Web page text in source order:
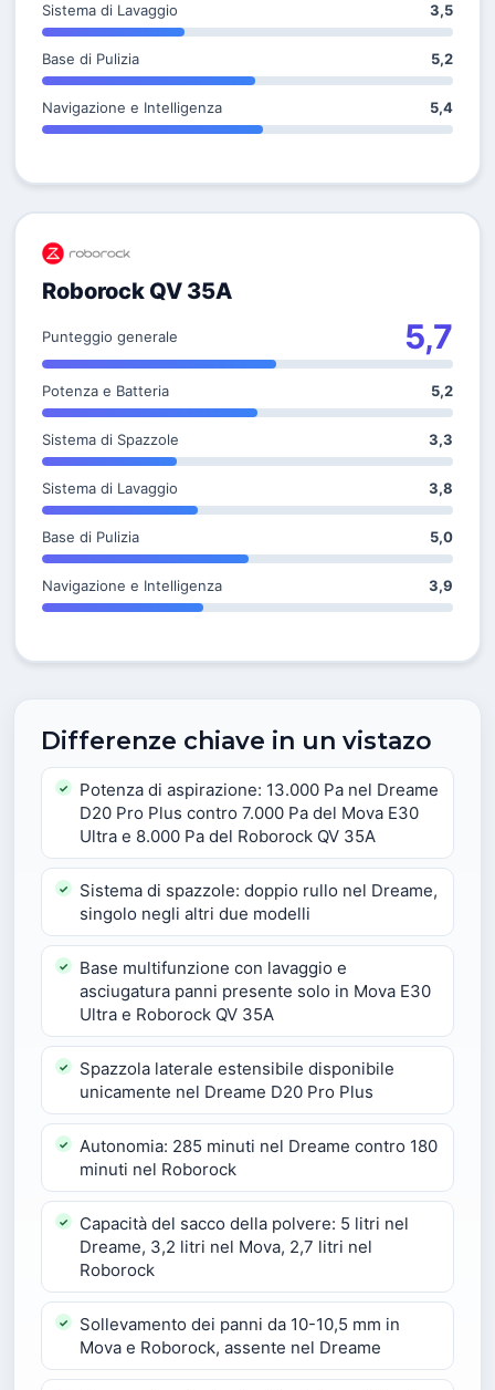
Sistema di Lavaggio 3,5
Base di Pulizia 5,2
Navigazione e Intelligenza 5,4
Roborock QV 35A
Punteggio generale 5,7
Potenza e Batteria 5,2
Sistema di Spazzole 3,3
Sistema di Lavaggio 3,8
Base di Pulizia 5,0
Navigazione e Intelligenza 3,9
Differenze chiave in un vistazo
Potenza di aspirazione: 13.000 Pa nel Dreame
D20 Pro Plus contro 7.000 Pa del Mova E30
Ultra e 8.000 Pa del Roborock QV 35A
Sistema di spazzole: doppio rullo nel Dreame,
singolo negli altri due modelli
Base multifunzione con lavaggio e
asciugatura panni presente solo in Mova E30
Ultra e Roborock QV 35A
Spazzola laterale estensibile disponibile
unicamente nel Dreame D20 Pro Plus
Autonomia: 285 minuti nel Dreame contro 180
minuti nel Roborock
Capacità del sacco della polvere: 5 litri nel
Dreame, 3,2 litri nel Mova, 2,7 litri nel
Roborock
Sollevamento dei panni da 10-10,5 mm in
Mova e Roborock, assente nel Dreame